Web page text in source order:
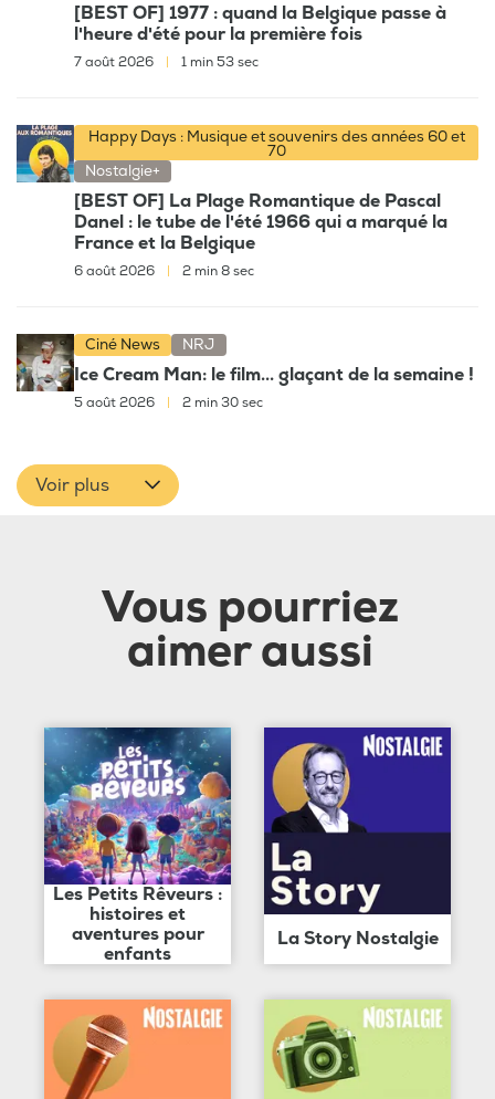
[BEST OF] 1977 : quand la Belgique passe à
l'heure d'été pour la première fois
7 août 2026 | 1 min 53 sec
Happy Days : Musique et souvenirs des années 60 et
70
Nostalgie+
[BEST OF] La Plage Romantique de Pascal
Danel : le tube de l'été 1966 qui a marqué la
France et la Belgique
6 août 2026 2 min 8 sec
Ciné News NRJ
Ice Cream Man: le film... glaçant de la semaine !
5 août 2026 2 min 30 sec
Voir plus
Vous pourriez
aimer aussi
Les Petits Rêveurs :
histoires et
aventures pour
enfants
La Story Nostalgie